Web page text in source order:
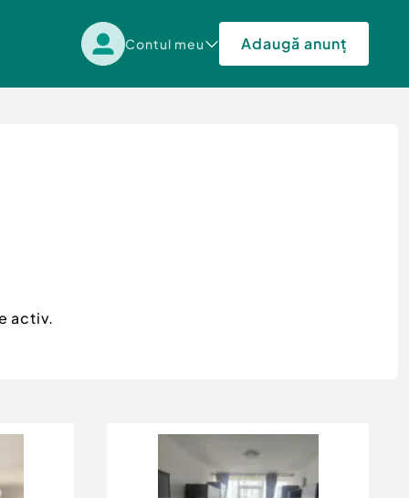
Contul meu Adaugă anunț
activ.